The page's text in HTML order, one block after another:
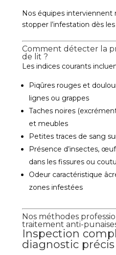
Nos équipes interviennent
stopper l’infestation dès
Comment détecter la
de lit ?
Les indices courants
Piqûres rouges et
lignes ou grappes
Taches noires
et meubles
Petites traces de sang
Présence d’insectes,
dans les fissures ou
Odeur caractéristique
zones infestées
Nos méthodes
traitement anti-
Inspection
diagnostic précis